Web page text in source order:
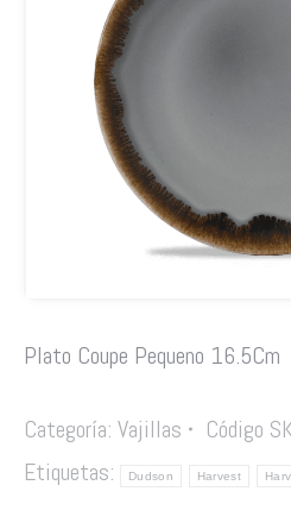
Plato Coupe Pequeno 16.5Cm
Categoría: Vajillas Código
Etiquetas:
Dudson Harvest